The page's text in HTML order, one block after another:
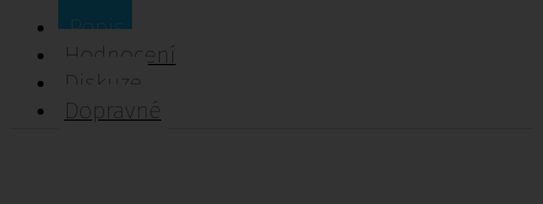
Popis
Hodnocení
Diskuze
Dopravné